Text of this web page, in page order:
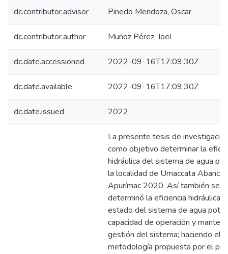
dc.contributor.advisor Pinedo Mendoza, Oscar
dc.contributor.author Muñoz Pérez, Joel
dc.date.accessioned 2022-09-16T17:09:30Z
dc.date.available 2022-09-16T17:09:30Z
dc.date.issued 2022
La presente tesis de
como objetivo determinar la
hidráulica del sistema de agua
la localidad de Umaccata
Apurímac 2020. Así también se
determinó la eficiencia hidráulica
estado del sistema de agua
capacidad de operación y
gestión del sistema; haciendo el
metodología propuesta por el